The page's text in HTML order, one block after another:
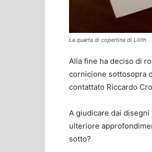
La quarta di copertina di Lilith
Alla fine ha deciso di
cornicione sottosopra
contattato Riccardo
A giudicare dai disegni
ulteriore
sotto?